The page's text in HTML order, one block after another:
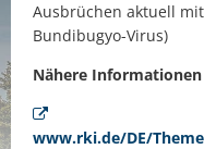
Ausbrüchen aktuell
Bundibugyo-Virus)
Nähere
www.rki.de/DE/